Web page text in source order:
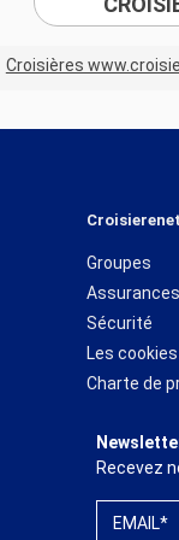
Croisières
Groupes
Assurances
Sécurité
Les cookies
Charte de
Recevez
EMAIL*